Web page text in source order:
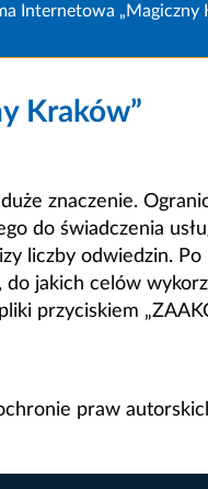
Internetowa „Magiczny
Kraków”
znaczenie.
do świadczenia
liczby odwiedzin.
do jakich celów
przyciskiem
praw